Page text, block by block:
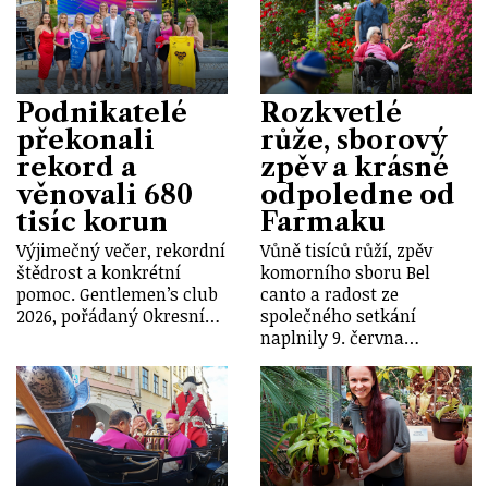
Podnikatelé
překonali
rekord a
věnovali 680
tisíc korun
Výjimečný večer, rekordní
štědrost a konkrétní
pomoc. Gentlemen’s club
2026, pořádaný Okresní…
Rozkvetlé
růže, sborový
zpěv a krásné
odpoledne od
Farmaku
Vůně tisíců růží, zpěv
komorního sboru Bel
canto a radost ze
společného setkání
naplnily 9. června…